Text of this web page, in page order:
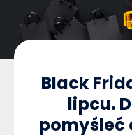
Black
lipcu.
pomyśleć